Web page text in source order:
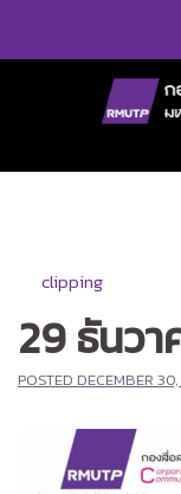
clipping
29 ธันว
POSTED DECEMBER